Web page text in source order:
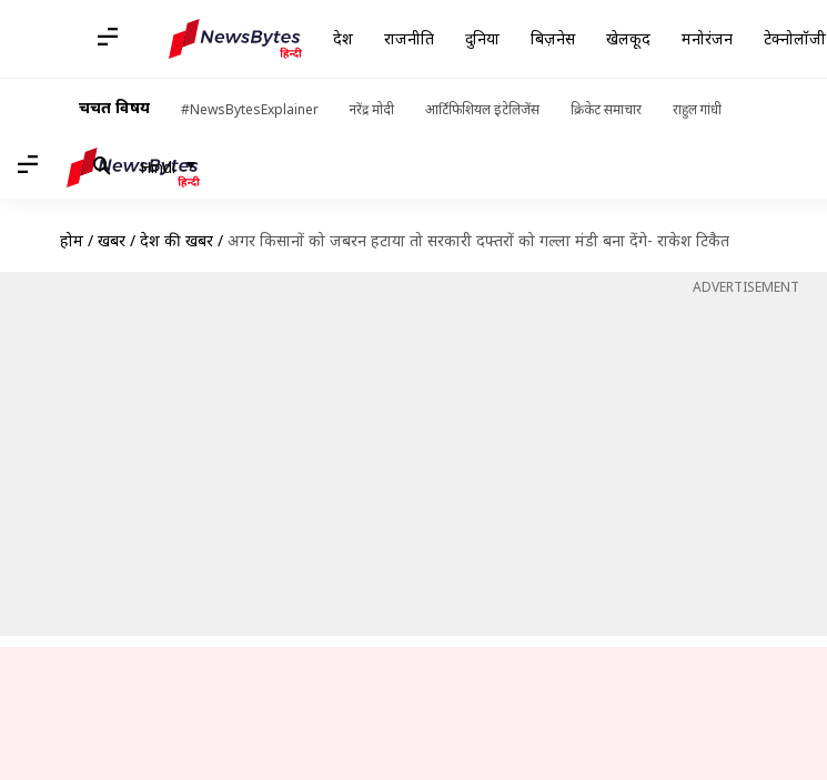
देश राजनीति दुनिया बिज़नेस खेलकूद मनोरंजन टेक्नोलॉजी
चर्चित विषय #NewsBytesExplainer नरेंद्र मोदी आर्टिफिशियल इंटेलिजेंस क्रिकेट समाचार राहुल गांधी
Hindi
होम / खबरें / देश की खबरें / अगर किसानों को जबरन हटाया तो सरकारी दफ्तरों को गल्ला मंडी बना देंगे- राकेश टिकैत
ADVERTISEMENT